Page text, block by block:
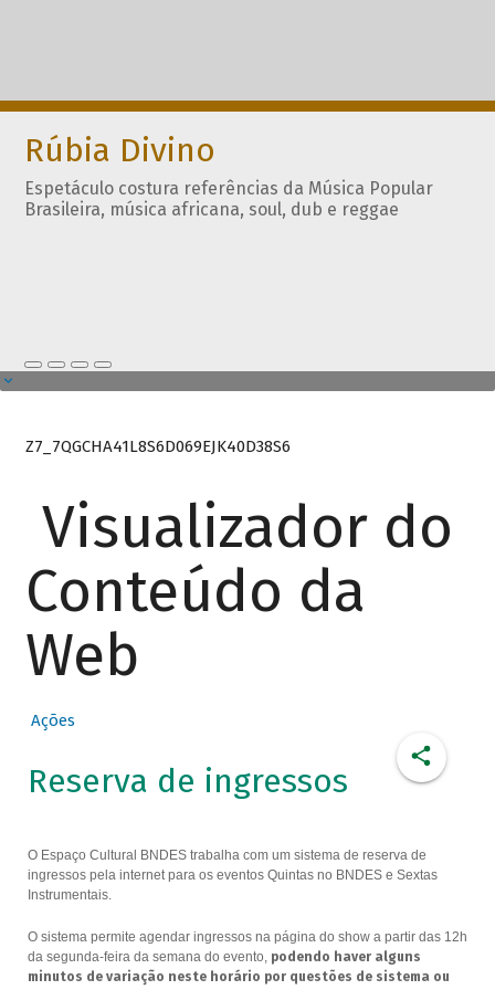
Rúbia Divino
Espetáculo costura referências da Música Popular
Brasileira, música africana, soul, dub e reggae
Z7_7QGCHA41L8S6D069EJK40D38S6
Visualizador do
Conteúdo da
Web
Ações
Reserva de ingressos
O Espaço Cultural BNDES trabalha com um sistema de reserva de
ingressos pela internet para os eventos Quintas no BNDES e Sextas
Instrumentais.
O sistema permite agendar ingressos na página do show a partir das 12h
da segunda-feira da semana do evento, podendo haver alguns
minutos de variação neste horário por questões de sistema ou